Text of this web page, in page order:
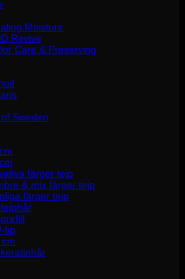
Moisture
Revive
Care & Preserving
Sweden
färger tejp
& mix färger tejp
färger tejp
tip